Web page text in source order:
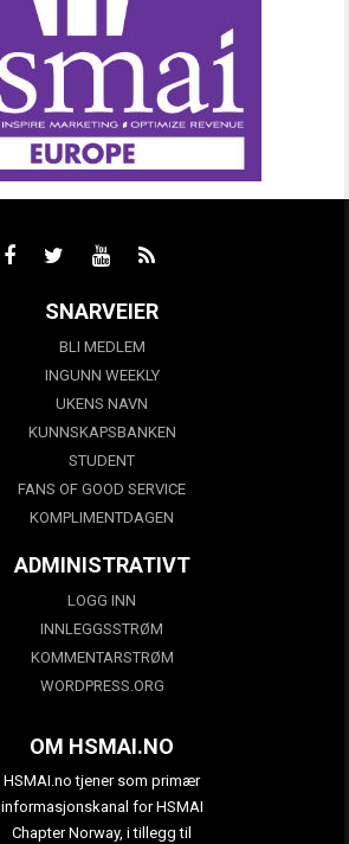
SNARVEIER
BLI MEDLEM
INGUNN WEEKLY
UKENS NAVN
KUNNSKAPSBANKEN
STUDENT
FANS OF GOOD SERVICE
KOMPLIMENTDAGEN
ADMINISTRATIVT
LOGG INN
INNLEGGSSTRØM
KOMMENTARSTRØM
WORDPRESS.ORG
OM HSMAI.NO
HSMAI.no tjener som primær
informasjonskanal for HSMAI
Chapter Norway, i tillegg til